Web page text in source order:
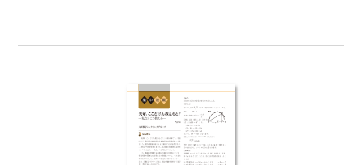
は何であるかを中心にして整数の性質と対
「Tosho数式エディタ」で作成されていま
す。ワード文書で数式を正しく表示するため
には，「Tosho数式エディタ」が導入されて
いることが必要です。会員向け無償ダウンロ